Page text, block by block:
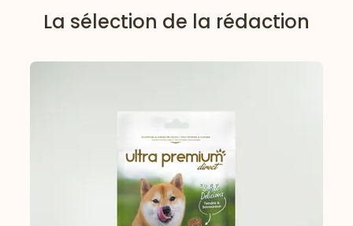
La sélection de la rédaction